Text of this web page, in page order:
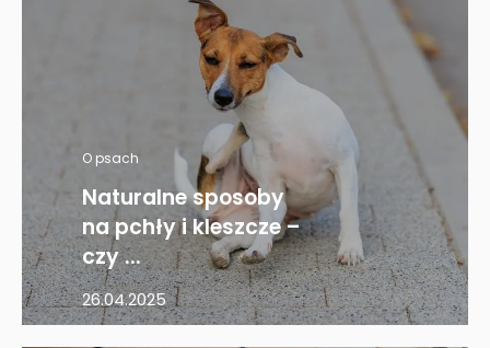
O psach
Naturalne sposoby
na pchły i kleszcze –
czy ...
26.04.2025